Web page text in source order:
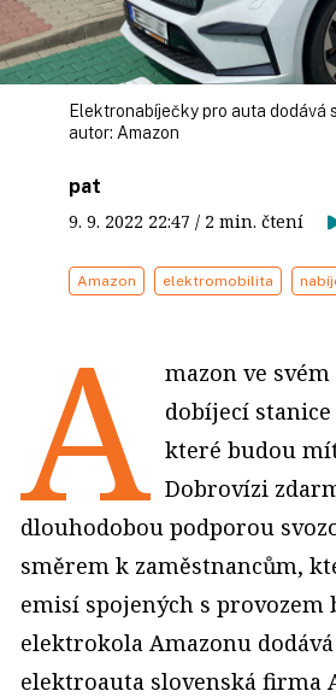
Elektronabíječky pro auta dodává
autor: Amazon
pat
9. 9. 2022 22:47 / 2 min. čtení
Amazon elektromobilita
A mazon ve
dobíjecí
které budou
Dobrovízi
dlouhodobou podporou
směrem k zaměstnancům,
emisí spojených s provozem
elektrokola Amazonu
elektroauta slovenská firma